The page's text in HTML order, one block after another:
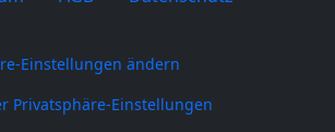
Einstellungen ändern
Privatsphäre-Einstellungen